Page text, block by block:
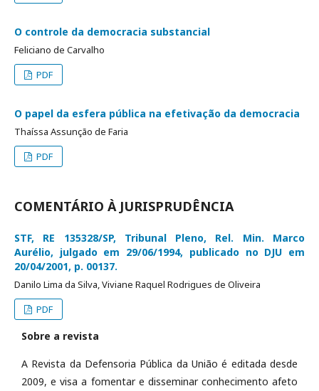
O controle da democracia substancial
Feliciano de Carvalho
PDF
O papel da esfera pública na efetivação da democracia
Thaíssa Assunção de Faria
PDF
COMENTÁRIO À JURISPRUDÊNCIA
STF, RE 135328/SP, Tribunal Pleno, Rel. Min. Marco
Aurélio, julgado em 29/06/1994, publicado no DJU em
20/04/2001, p. 00137.
Danilo Lima da Silva, Viviane Raquel Rodrigues de Oliveira
PDF
Sobre a revista
A Revista da Defensoria Pública da União é editada desde
2009, e visa a fomentar e disseminar conhecimento afeto